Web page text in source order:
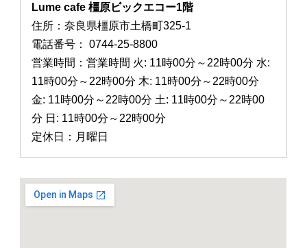
Lume cafe 橿原ビックエコー1階
住所：奈良県橿原市土橋町325-1
電話番号： 0744-25-8800
営業時間：営業時間 火: 11時00分～22時00分 水:
11時00分～22時00分 木: 11時00分～22時00分
金: 11時00分～22時00分 土: 11時00分～22時00
分 日: 11時00分～22時00分
定休日：月曜日